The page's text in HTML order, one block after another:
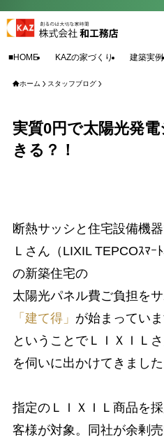
■HOME KAZの家づくり 建築実例
ホーム スタッフブログ
実質0円で太陽光発
きる？！
断熱サッシと住宅設備機
Ｌさん（LIXIL TEPCOｽﾏｰ
の新築住宅の
太陽光パネル費ご負担を
「建て得」 が始まっていま
ということでＬＩＸＩＬ
を伺いに出かけてきました
指定のＬＩＸＩＬ商品を
客様が対象。同社が余剰